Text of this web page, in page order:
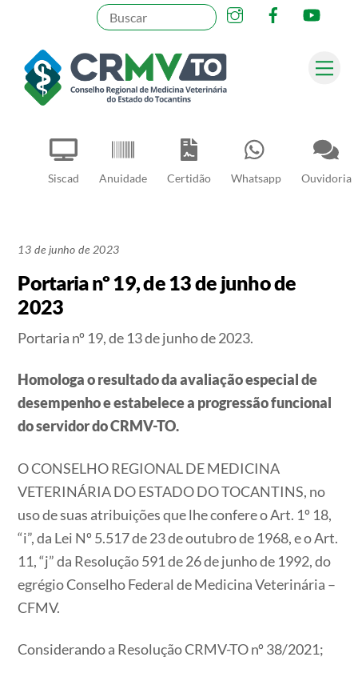
content
Siscad Anuidade Certidão Whatsapp Ouvidoria
InstagramFacebook
Pesquisar
13 de junho de 2023
Portaria nº 19, de 13 de junho de
2023
Portaria nº 19, de 13 de junho de 2023.
Homologa o resultado da avaliação especial de
desempenho e estabelece a progressão funcional
do servidor do CRMV-TO.
O CONSELHO REGIONAL DE MEDICINA
VETERINÁRIA DO ESTADO DO TOCANTINS, no
uso de suas atribuições que lhe confere o Art. 1º 18,
“i”, da Lei Nº 5.517 de 23 de outubro de 1968, e o Art.
11, “j” da Resolução 591 de 26 de junho de 1992, do
egrégio Conselho Federal de Medicina Veterinária –
CFMV.
Considerando a Resolução CRMV-TO nº 38/2021;